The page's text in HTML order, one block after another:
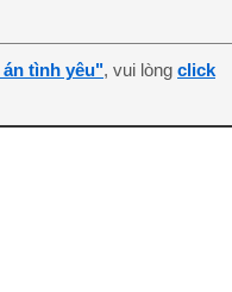
tình yêu", vui lòng click